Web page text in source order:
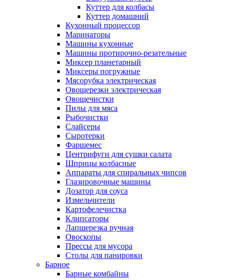
Куттер для колбасы
Куттер домашний
Кухонный процессор
Маринаторы
Машины кухонные
Машины протирочно-резательные
Миксер планетарный
Миксеры погружные
Мясорубка электрическая
Овощерезки электрическая
Овощечистки
Пилы для мяса
Рыбочистки
Слайсеры
Сыротерки
Фаршемес
Центрифуги для сушки салата
Шприцы колбасные
Аппараты для спиральных чипсов
Глазировочные машины
Дозатор для соуса
Измельчители
Картофелечистка
Клипсаторы
Лапшерезка ручная
Овоскопы
Прессы для мусора
Столы для панировки
Барное
Барные комбайны